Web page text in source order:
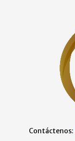
Contáctenos: